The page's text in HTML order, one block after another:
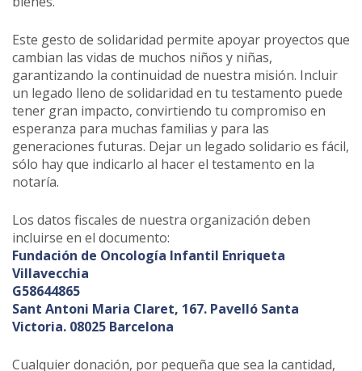
Este gesto de solidaridad permite apoyar proyectos que
cambian las vidas de muchos niños y niñas,
garantizando la continuidad de nuestra misión. Incluir
un legado lleno de solidaridad en tu testamento puede
tener gran impacto, convirtiendo tu compromiso en
esperanza para muchas familias y para las
generaciones futuras. Dejar un legado solidario es fácil,
sólo hay que indicarlo al hacer el testamento en la
notaría.
Los datos fiscales de nuestra organización deben
incluirse en el documento:
Fundación de Oncología Infantil Enriqueta
Villavecchia
G58644865
Sant Antoni Maria Claret, 167. Pavelló Santa
Victoria. 08025 Barcelona
Cualquier donación, por pequeña que sea la cantidad,